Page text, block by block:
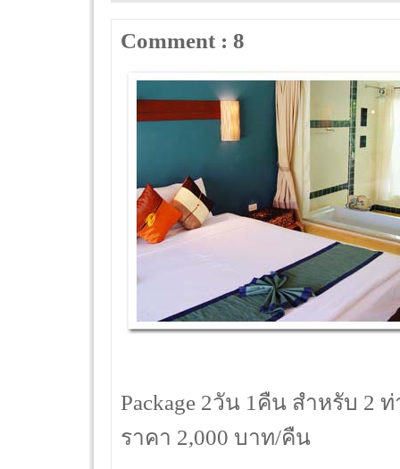
Comment : 8
Package 2วัน 1คืน สำหรับ 2
ราคา 2,000 บาท/คืน